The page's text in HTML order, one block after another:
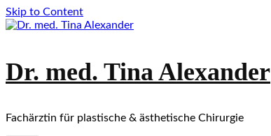
Skip to Content
Dr. med. Tina Alexander
Fachärztin für plastische & ästhetische Chirurgie